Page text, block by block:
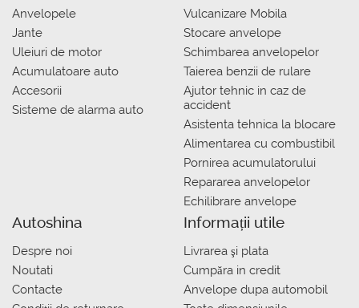
Anvelopele
Jante
Uleiuri de motor
Acumulatoare auto
Accesorii
Sisteme de alarma auto
Vulcanizare Mobila
Stocare anvelope
Schimbarea anvelopelor
Taierea benzii de rulare
Ajutor tehnic in caz de
accident
Asistenta tehnica la blocare
Alimentarea cu combustibil
Pornirea acumulatorului
Repararea anvelopelor
Echilibrare anvelope
Autoshina
Despre noi
Noutati
Contacte
Informații utile
Livrarea şi plata
Сumpăra in credit
Anvelope dupa automobil